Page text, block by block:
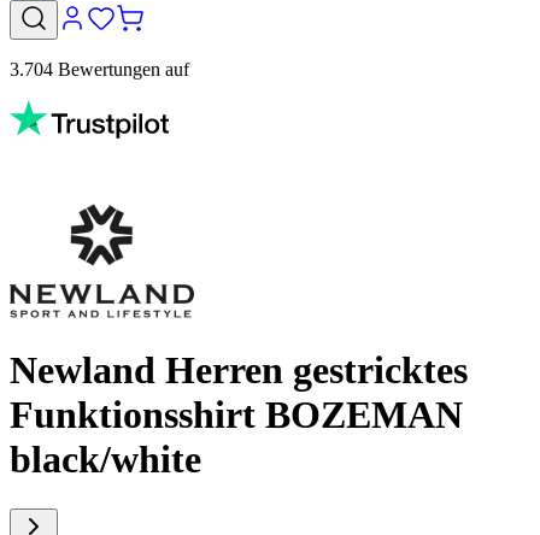
3.704 Bewertungen auf
Newland Herren gestricktes
Funktionsshirt BOZEMAN
black/white